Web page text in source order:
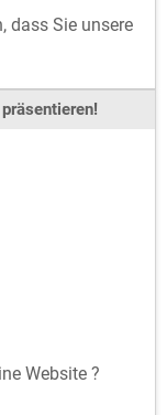
dass Sie unsere
Website ?